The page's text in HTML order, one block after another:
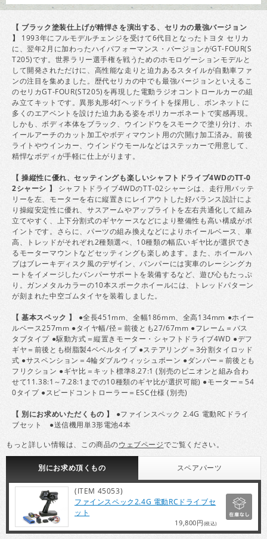
【 ブラック塗装仕上げが精悍さを演出する、セリカの最強バージョン
】 1993年にフルモデルチェンジを受けて6代目となったトヨタ セリカ
に、翌年2月に加わったハイパフォーマンス・バージョンがGT-FOUR(S
T205)です。世界ラリー選手権を戦うためのホモロゲーションモデルと
して開発されただけに、高性能な走りと迫力あるスタイルが自動車ファ
ンの注目を集めました。歴代セリカの中でも最強バージョンといえるこ
のセリカGT-FOUR(ST205)を再現した電動ラジオコントロールカーの組
み立てキットです。異形丸形4灯ヘッドライトを採用し、ボンネットに
多くのエアベントを設けた迫力ある姿をポリカーボネートで実感再現。
しかも、ボディ本体をブラック、ウインドウをスモークで塗り分け、ホ
イールアーチのカット加工やボディマウント用の穴開け加工済み。前後
ライトやウインカー、ウインドウモールなどはステッカーで用意して、
精悍なボディが手軽に仕上がります。
【 操縦性に優れ、セッティングも楽しいシャフトドライブ4WDのTT-0
2シャーシ 】 シャフトドライブ4WDのTT-02シャーシは、走行用バッテ
リーを左、モーターを右に縦置きにレイアウトした好バランス設計によ
り操縦安定性に優れ、サスアームやアップライトを左右共通化して組み
立てやすく、上下分割式のギヤケースなどにより整備性も高い構成がポ
イントです。さらに、パーツの組み換えなどによりホイールベース、車
高、トレッドがそれぞれ2種類選べ、10種類の幅広いギヤ比が選択でき
るモーターマウントなどセッティングも楽しめます。また、ホイールハ
ブはブレーキディスク風のデザイン、バンパーには実車のレーシングカ
ートをイメージしたバンパーサポートを装備するなど、遊び心もたっぷ
り。ガンメタルカラーの10本スポークホイールには、トレッドパターン
が刻まれた中空ゴムタイヤを装着しました。
【 基本スペック 】
●全長451mm、全幅186mm、全高134mm ●ホイー
ルベース257mm ●タイヤ幅/径＝前後とも27/67mm ●フレーム＝バス
タブタイプ ●駆動方式＝縦置きモーター・シャフトドライブ4WD ●デフ
ギヤ＝前後とも樹脂製4ベベルタイプ ●ステアリング＝3分割タイロッド
式 ●サスペンション＝4輪ダブルウィッシュボーン ●ダンパー＝前後とも
フリクション ●ギヤ比＝キット標準8.27:1 (別売のピニオンと組み合わ
せて11.38:1～7.28:1までの10種類のギヤ比が選択可能) ●モーター＝54
0タイプ ●スピードコントローラー＝ESC仕様 (別売)
【 別にお求めいただくもの 】
●ファインスペック 2.4G 電動RCドライ
ブセット ●送信機用単3形電池4本
もっと詳しい情報は、この商品のウェブページでご覧ください。
別にお求め頂くもの スペアパーツ
(ITEM 45053)
ファインスペック2.4G 電動RCドライブセ
ット
19,800円(税込)